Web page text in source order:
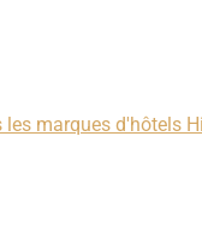
les marques d'hôtels